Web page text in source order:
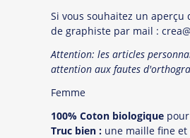
Si vous souhaitez un
de graphiste par mail :
Attention: les articles
attention aux fautes
Femme
100% Coton biologique
Truc bien : une maille fine